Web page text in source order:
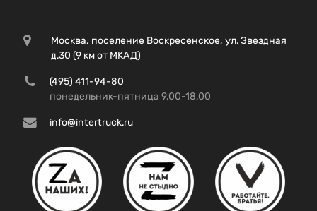
Москва, поселение Воскресенское, ул. Звездная
д.30 (9 км от МКАД)
(495) 411-94-80
понедельник-пятница 9.00-18.00
info@intertruck.ru